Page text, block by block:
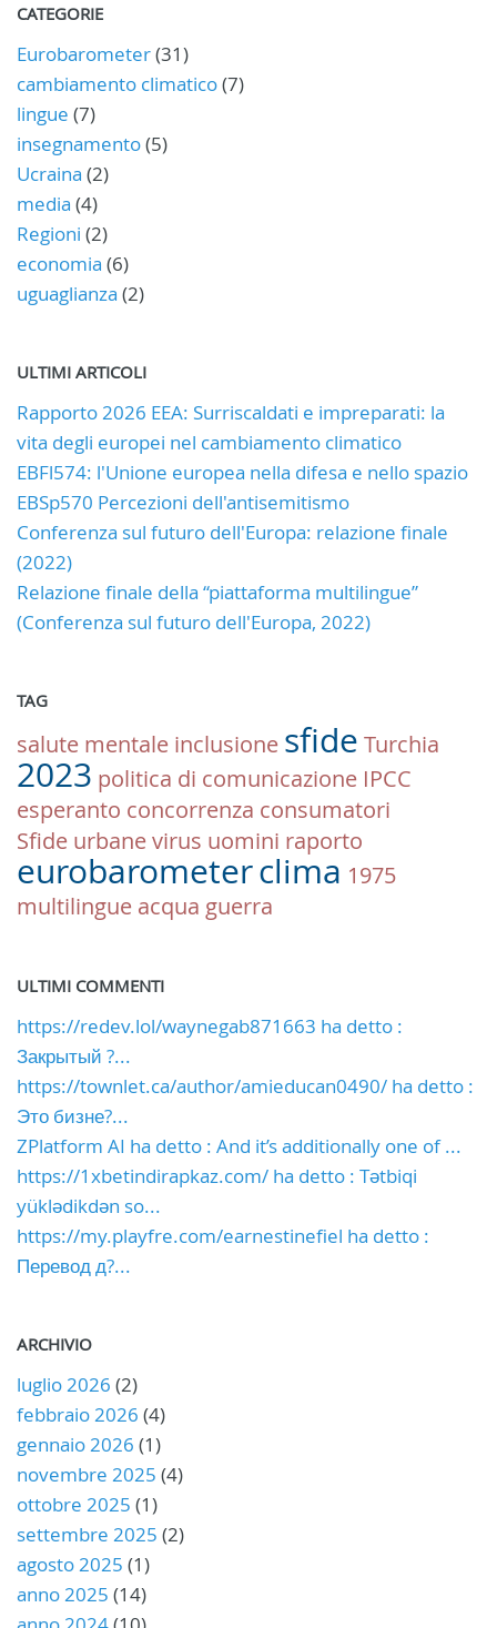
CATEGORIE
Eurobarometer(31)
cambiamento climatico(7)
lingue (7)
insegnamento(5)
Ucraina (2)
media (4)
Regioni (2)
economia (6)
uguaglianza (2)
ULTIMI ARTICOLI
Rapporto 2026 EEA: Surriscaldati e impreparati: la
vita degli europei nel cambiamento climatico
EBFl574: l'Unione europea nella difesa e nello spazio
EBSp570 Percezioni dell'antisemitismo
Conferenza sul futuro dell'Europa: relazione finale
(2022)
Relazione finale della “piattaforma multilingue”
(Conferenza sul futuro dell'Europa, 2022)
TAG
salute mentale inclusione sfide Turchia
2023 politica di comunicazione IPCC
esperanto concorrenza consumatori
Sfide urbanevirus uomini raporto
eurobarometerclima 1975
multilingue acqua guerra
ULTIMI COMMENTI
https://redev.lol/waynegab871663 ha detto :
Закрытый ?...
https://townlet.ca/author/amieducan0490/ ha detto :
Это бизне?...
ZPlatform AI ha detto : And it’s additionally one of ...
https://1xbetindirapkaz.com/ ha detto : Tətbiqi
yüklədikdən so...
https://my.playfre.com/earnestinefiel ha detto :
Перевод д?...
ARCHIVIO
luglio 2026 (2)
febbraio 2026 (4)
gennaio 2026 (1)
novembre 2025 (4)
ottobre 2025 (1)
settembre 2025 (2)
agosto 2025 (1)
anno 2025 (14)